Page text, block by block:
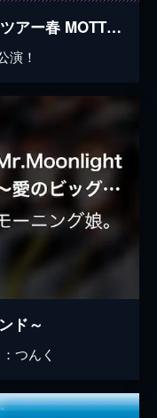
モーニング娘。'24 コンサートツアー春 MOTTO MORNING MUSUME。FINAL
演！
ド～
つんく